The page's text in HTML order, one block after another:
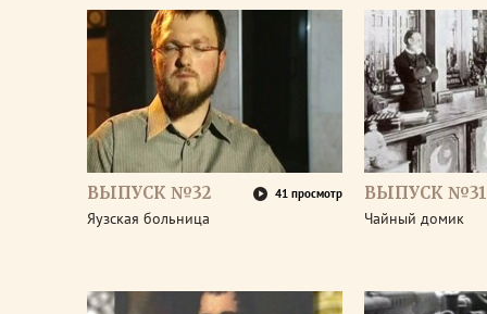
ВЫПУСК №32 41 просмотр
Яузская больница
ВЫПУСК №31
Чайный домик